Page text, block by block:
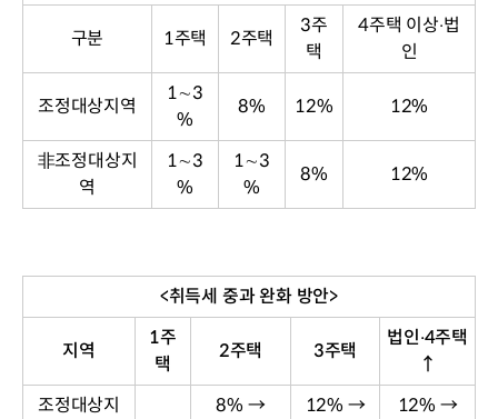
구분 1주택 2주택
3주
택
4주택 이상‧법
인
조정대상지역
1∼3
%
8% 12% 12%
非조정대상지
역
1∼3
%
1∼3
%
8% 12%
<취득세 중과 완화 방안>
지역
1주
택
2주택 3주택
법인‧4주택
↑
조정대상지
8% →
12% →
12% →